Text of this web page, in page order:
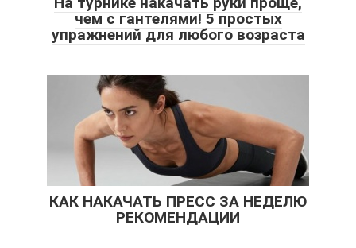
чем с гантелями! 5 простых
упражнений для любого возраста
КАК НАКАЧАТЬ ПРЕСС ЗА НЕДЕЛЮ
РЕКОМЕНДАЦИИ